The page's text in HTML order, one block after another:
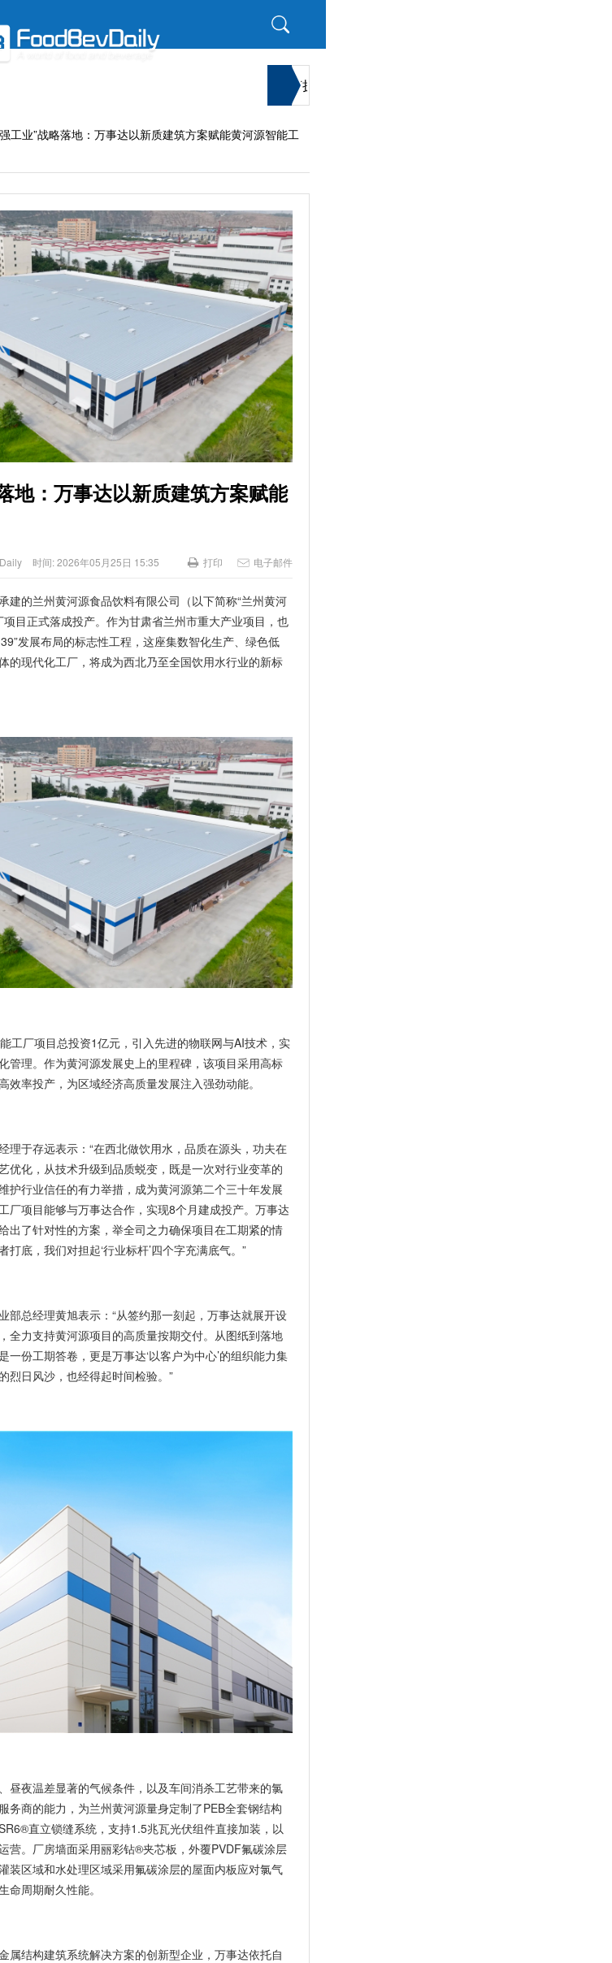
从Energy到红芭乐，康师傅冰红茶如何扩张产品边界
工业”战略落地：万事达以新质建筑方案赋能黄河源智能工
地：万事达以新质建筑方案赋能
时间:2026年05月25日 15:35 打印 电子邮件
建的兰州黄河源食品饮料有限公司（以下简称“兰州黄河
目正式落成投产。作为甘肃省兰州市重大产业项目，也
发展布局的标志性工程，这座集数智化生产、绿色低
的现代化工厂，将成为西北乃至全国饮用水行业的新标
工厂项目总投资1亿元，引入先进的物联网与AI技术，实
管理。作为黄河源发展史上的里程碑，该项目采用高标
效率投产，为区域经济高质量发展注入强劲动能。
理于存远表示：“在西北做饮用水，品质在源头，功夫在
优化，从技术升级到品质蜕变，既是一次对行业变革的
护行业信任的有力举措，成为黄河源第二个三十年发展
厂项目能够与万事达合作，实现8个月建成投产。万事达
出了针对性的方案，举全司之力确保项目在工期紧的情
底，我们对担起‘行业标杆’四个字充满底气。”
部总经理黄旭表示：“从签约那一刻起，万事达就展开设
全力支持黄河源项目的高质量按期交付。从图纸到落地
一份工期答卷，更是万事达‘以客户为中心’的组织能力集
烈日风沙，也经得起时间检验。”
昼夜温差显著的气候条件，以及车间消杀工艺带来的氯
务商的能力，为兰州黄河源量身定制了PEB全套钢结构
直立锁缝系统，支持1.5兆瓦光伏组件直接加装，以
营。厂房墙面采用丽彩钻®夹芯板，外覆PVDF氟碳涂层
装区域和水处理区域采用氟碳涂层的屋面内板应对氯气
命周期耐久性能。
属结构建筑系统解决方案的创新型企业，万事达依托自